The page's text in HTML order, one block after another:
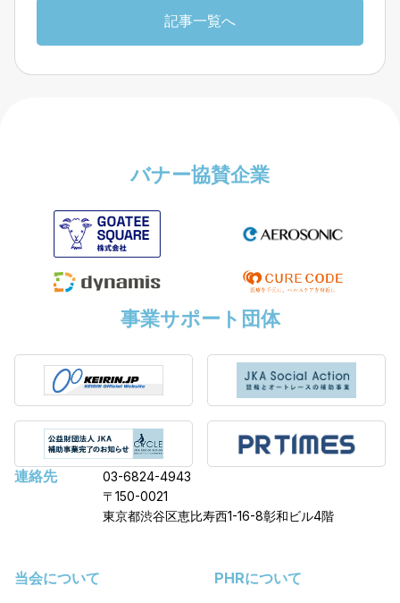
記事一覧へ
バナー協賛企業
事業サポート団体
連絡先
03-6824-4943
〒150-0021
東京都渋谷区恵比寿西1-16-8彰和ビル4階
当会について PHRについて